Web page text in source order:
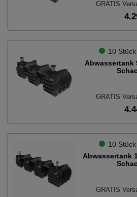
GRATIS
10
Abwassertank
GRATIS
10
Abwassertank
GRATIS